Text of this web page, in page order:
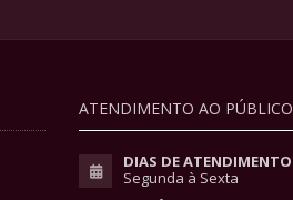
ATENDIMENTO AO PÚBLICO
DIAS DE ATENDIMENTO
Segunda à Sexta